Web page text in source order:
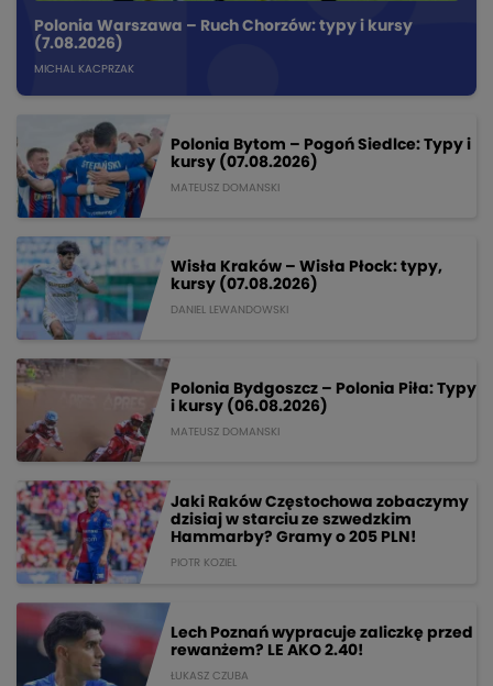
Polonia Warszawa – Ruch Chorzów: typy i kursy
(7.08.2026)
MICHAL KACPRZAK
Polonia Bytom – Pogoń Siedlce: Typy i
kursy (07.08.2026)
MATEUSZ DOMANSKI
Wisła Kraków – Wisła Płock: typy,
kursy (07.08.2026)
DANIEL LEWANDOWSKI
Polonia Bydgoszcz – Polonia Piła: Typy
i kursy (06.08.2026)
MATEUSZ DOMANSKI
Jaki Raków Częstochowa zobaczymy
dzisiaj w starciu ze szwedzkim
Hammarby? Gramy o 205 PLN!
PIOTR KOZIEL
Lech Poznań wypracuje zaliczkę przed
rewanżem? LE AKO 2.40!
ŁUKASZ CZUBA